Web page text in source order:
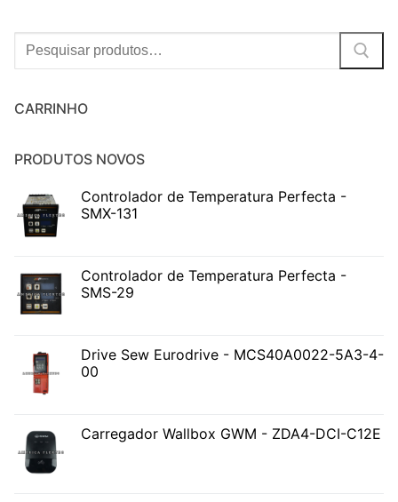
Procurar:
CARRINHO
PRODUTOS NOVOS
Controlador de Temperatura Perfecta -
SMX-131
Controlador de Temperatura Perfecta -
SMS-29
Drive Sew Eurodrive - MCS40A0022-5A3-4-
00
Carregador Wallbox GWM - ZDA4-DCI-C12E